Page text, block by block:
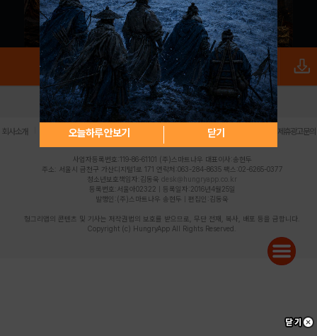
오늘하루 안보기 닫기
로그인 PC버전 전체앱
회사소개 | 개인정보 처리방침 불법촬영물 신고센터 제휴광고문의
사업자등록번호:119-86-61101 (주)스마트나우 대표이사:송현두
주소: 서울시 금천구 가산디지털1로 171 연락처:063-284-8635 팩스:02-6265-0377
청소년보호책임자:김동욱 desk@hungryapp.co.kr
등록번호:서울아02322 | 등록일자:2016년4월25일
발행인:(주)스마트나우 송현두 | 편집인:김동욱
헝그리앱의 콘텐츠 및 기사는 저작권법의 보호를 받으므로, 무단 전재, 복사, 배포 등을 금합니다.
Copyright (c) HungryApp All Rights Reserved.